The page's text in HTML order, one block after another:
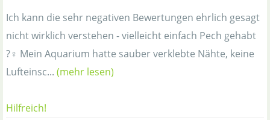
Ich kann die sehr negativen Bewertungen ehrlich gesagt
nicht wirklich verstehen - vielleicht einfach Pech gehabt
?‍♀️ Mein Aquarium hatte sauber verklebte Nähte, keine
Lufteinsc... (mehr lesen)
Hilfreich!